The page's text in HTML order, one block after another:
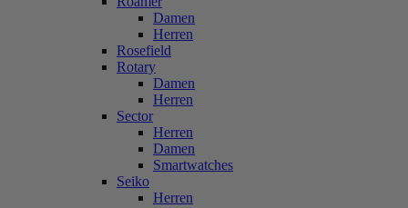
Damen
Herren
Rosefield
Rotary
Damen
Herren
Sector
Herren
Damen
Smartwatches
Seiko
Herren